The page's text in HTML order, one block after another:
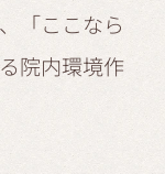
「ここなら
院内環境作